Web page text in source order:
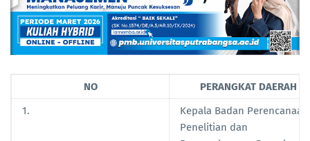
NO
PERANGKAT DAERAH
1.
Kepala Badan
Penelitian dan